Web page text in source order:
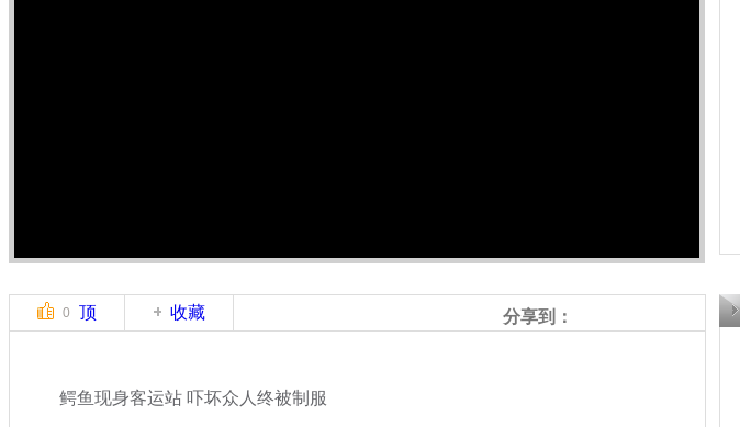
0 顶 收藏 分享到：
鳄鱼现身客运站 吓坏众人终被制服